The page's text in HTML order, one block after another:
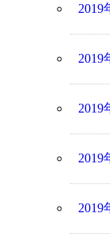
2019
2019
2019
2019
2019